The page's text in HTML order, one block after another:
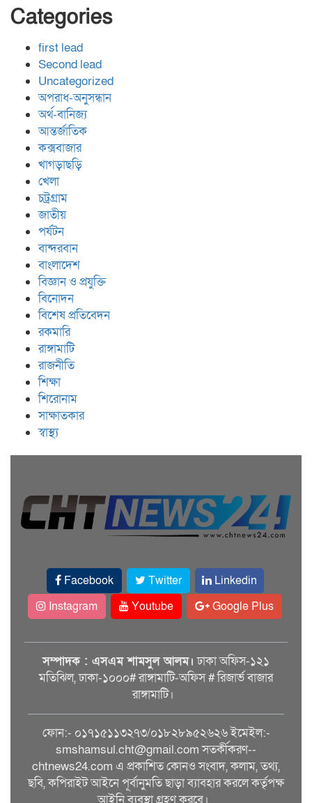
Categories
first lead
Second lead
Uncategorized
অপরাধ-অনুসন্ধান
অর্থ-বানিজ্য
আন্তর্জাতিক
কক্সবাজার
খাগড়াছড়ি
খেলা
চট্রগ্রাম
জাতীয়
পর্যটন
বান্দরবান
বাংলাদেশ
বিজ্ঞান ও প্রযুক্তি
বিনোদন
বিশেষ প্রতিবেদন
রকমারি
রাঙ্গামাটি
রাজনীতি
শিক্ষা
শিরোনাম
সাক্ষাতকার
স্বাস্থ্য
Facebook Twitter
Linkedin
Instagram
Youtube Google Plus
সম্পাদক : এসএম শামসুল আলম। ঢাকা অফিস-১২১
মতিঝিল, ঢাকা-১০০০# রাঙ্গামাটি-অফিস # রিজার্ভ বাজার
রাঙ্গামাটি।
ফোন:- ০১৭১৫১১৩২৭৩/০১৮২৮৯৫২৬২৬ ইমেইল:-
smshamsul.cht@gmail.com সতর্কীকরণ--
chtnews24.com এ প্রকাশিত কোনও সংবাদ, কলাম, তথ্য,
ছবি, কপিরাইট আইনে পূর্বানুমতি ছাড়া ব্যাবহার করলে কর্তৃপক্ষ